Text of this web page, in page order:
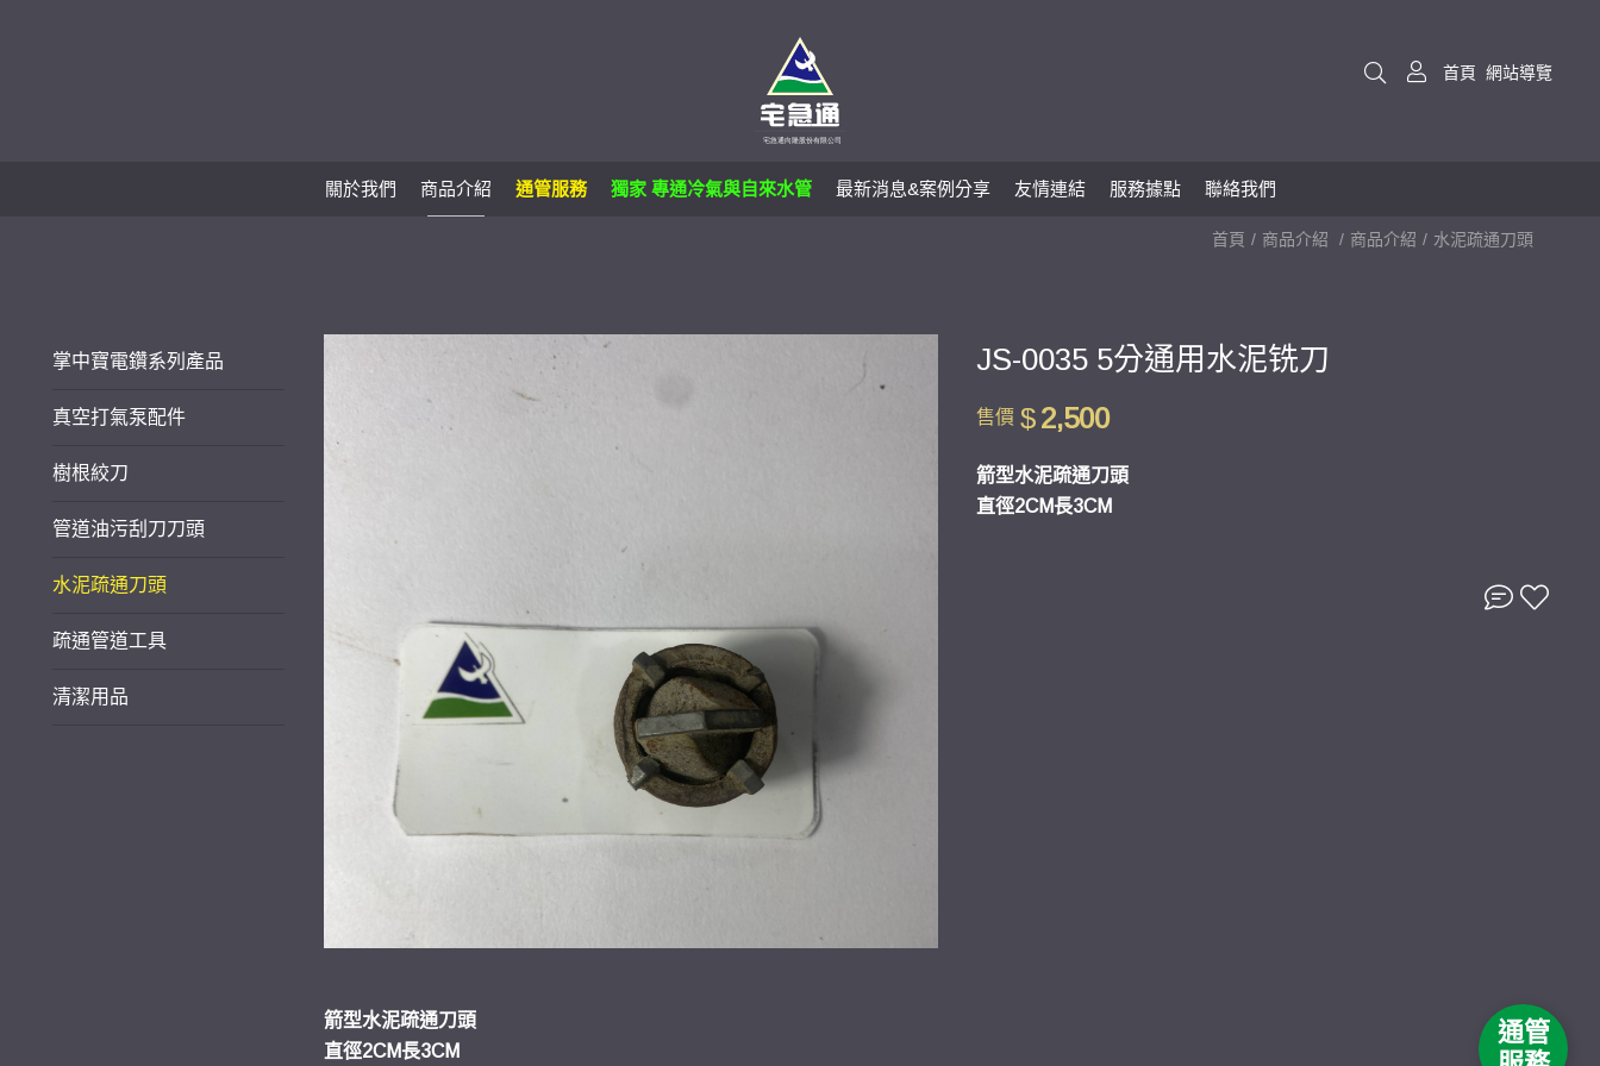
首頁 網站導覽
關於我們 商品介紹 通管服務 獨家 專通冷氣與自來水管 最新消息&案例分享 友情連結 服務據點 聯絡我們
首頁 商品介紹 商品介紹 水泥疏通刀頭
掌中寶電鑽系列產品
真空打氣泵配件
樹根絞刀
管道油污刮刀刀頭
水泥疏通刀頭
疏通管道工具
清潔用品
JS-0035 5分通用水泥铣刀
售價 $2,500
箭型水泥疏通刀頭
直徑2CM長3CM
箭型水泥疏通刀頭
直徑2CM長3CM
通管